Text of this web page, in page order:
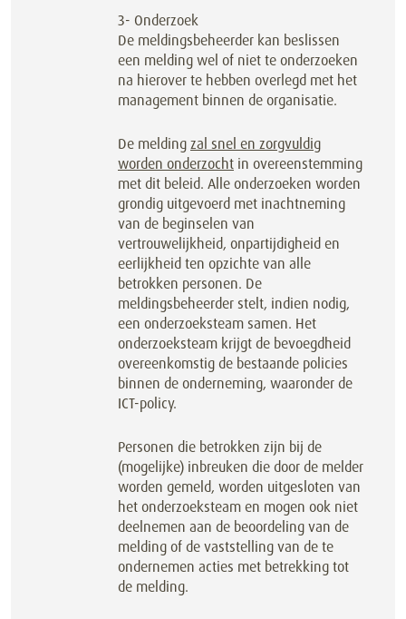
3- Onderzoek
De meldingsbeheerder kan beslissen
een melding wel of niet te onderzoeken
na hierover te hebben overlegd met het
management binnen de organisatie.
De meldingzal snel en zorgvuldig
worden onderzocht in overeenstemming
met dit beleid. Alle onderzoeken worden
grondig uitgevoerd met inachtneming
van de beginselen van
vertrouwelijkheid, onpartijdigheid en
eerlijkheid ten opzichte van alle
betrokken personen. De
meldingsbeheerder stelt, indien nodig,
een onderzoeksteam samen. Het
onderzoeksteam krijgt de bevoegdheid
overeenkomstig de bestaande policies
binnen de onderneming, waaronder de
ICT-policy.
Personen die betrokken zijn bij de
(mogelijke) inbreuken die door de melder
worden gemeld, worden uitgesloten van
het onderzoeksteam en mogen ook niet
deelnemen aan de beoordeling van de
melding of de vaststelling van de te
ondernemen acties met betrekking tot
de melding.